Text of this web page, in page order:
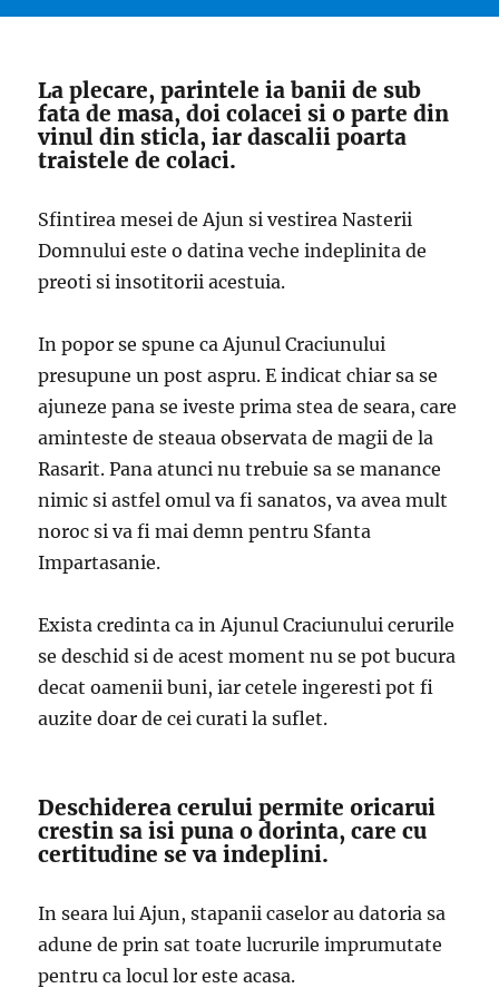
La plecare, parintele ia banii de sub
fata de masa, doi colacei si o parte din
vinul din sticla, iar dascalii poarta
traistele de colaci.
Sfintirea mesei de Ajun si vestirea Nasterii
Domnului este o datina veche indeplinita de
preoti si insotitorii acestuia.
In popor se spune ca Ajunul Craciunului
presupune un post aspru. E indicat chiar sa se
ajuneze pana se iveste prima stea de seara, care
aminteste de steaua observata de magii de la
Rasarit. Pana atunci nu trebuie sa se manance
nimic si astfel omul va fi sanatos, va avea mult
noroc si va fi mai demn pentru Sfanta
Impartasanie.
Exista credinta ca in Ajunul Craciunului cerurile
se deschid si de acest moment nu se pot bucura
decat oamenii buni, iar cetele ingeresti pot fi
auzite doar de cei curati la suflet.
Deschiderea cerului permite oricarui
crestin sa isi puna o dorinta, care cu
certitudine se va indeplini.
In seara lui Ajun, stapanii caselor au datoria sa
adune de prin sat toate lucrurile imprumutate
pentru ca locul lor este acasa.